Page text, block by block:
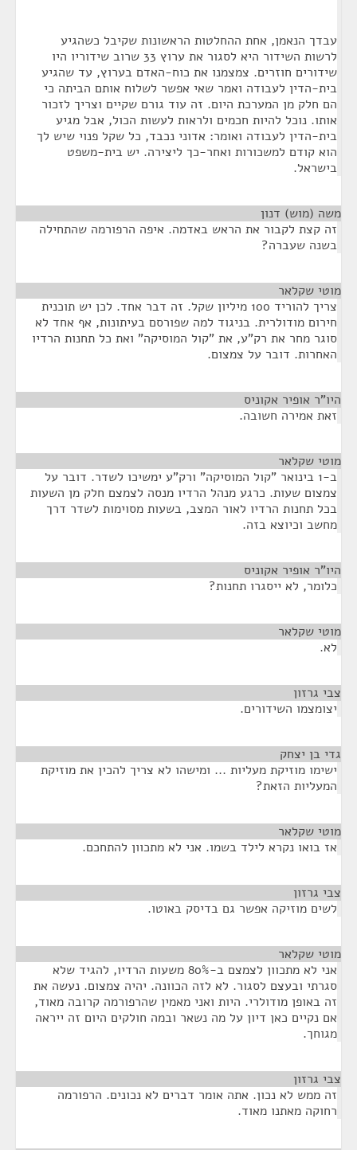
עבדך הנאמן, אחת ההחלטות הראשונות שקיבל כשהגיע
לרשות השידור היא לסגור את ערוץ 33 שרוב שידוריו היו
שידורים חוזרים. צמצמנו את כוח-האדם בערוץ, עד שהגיע
בית-הדין לעבודה ואמר שאי אפשר לשלוח אותם הביתה כי
הם חלק מן המערכת היום. זה עוד גורם שקיים וצריך לזכור
אותו. נוכל להיות חכמים ולראות לעשות הכול, אבל מגיע
בית-הדין לעבודה ואומר: אדוני נכבד, כל שקל פנוי שיש לך
הוא קודם למשכורות ואחר-כך ליצירה. יש בית-משפט
בישראל.
משה (מוש) דנון
זה קצת לקבור את הראש באדמה. איפה הרפורמה שהתחילה
בשנה שעברה?
מוטי שקלאר
צריך להוריד 100 מיליון שקל. זה דבר אחד. לכן יש תוכנית
חירום מודולרית. בניגוד למה שפורסם בעיתונות, אף אחד לא
סוגר מחר את רק"ע, את "קול המוסיקה" ואת כל תחנות הרדיו
האחרות. דובר על צמצום.
היו"ר אופיר אקוניס
זאת אמירה חשובה.
מוטי שקלאר
ב-1 בינואר "קול המוסיקה" ורק"ע ימשיכו לשדר. דובר על
צמצום שעות. כרגע מנהל הרדיו מנסה לצמצם חלק מן השעות
בכל תחנות הרדיו לאור המצב, בשעות מסוימות לשדר דרך
מחשב וכיוצא בזה.
היו"ר אופיר אקוניס
כלומר, לא ייסגרו תחנות?
מוטי שקלאר
לא.
צבי גרזון
יצומצמו השידורים.
גדי בן יצחק
ישימו מוזיקת מעליות ... ומישהו לא צריך להכין את מוזיקת
המעליות הזאת?
מוטי שקלאר
אז בואו נקרא לילד בשמו. אני לא מתכוון להתחכם.
צבי גרזון
לשים מוזיקה אפשר גם בדיסק באוטו.
מוטי שקלאר
אני לא מתכוון לצמצם ב-80% משעות הרדיו, להגיד שלא
סגרתי ובעצם לסגור. לא לזה הכוונה. יהיה צמצום. נעשה את
זה באופן מודולרי. היות ואני מאמין שהרפורמה קרובה מאוד,
אם נקיים כאן דיון על מה נשאר ובמה חולקים היום זה ייראה
מגוחך.
צבי גרזון
זה ממש לא נכון. אתה אומר דברים לא נכונים. הרפורמה
רחוקה מאתנו מאוד.